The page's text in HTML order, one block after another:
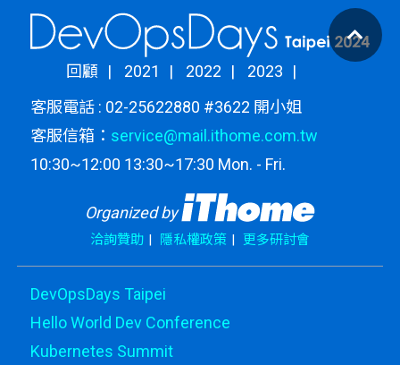
- 範例程式上手練習：
- 基礎功能開關 (feature toggle) 應用範例
- 白名單 (whitelist) 應用範例
- Gradual rollout 情境範例
回顧 2021 2022
2023
客服電話 : 02-25622880 #3622 開小姐
客服信箱： service@mail.ithome.com.tw
10:30~12:00 13:30~17:30 Mon. - Fri.
Organized by
洽詢贊助 隱私權政策 更多研討會
DevOpsDays Taipei
Hello World Dev Conference
Kubernetes Summit